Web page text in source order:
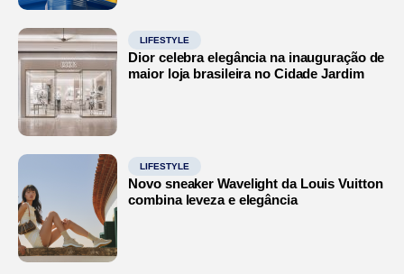
LIFESTYLE
Dior celebra elegância na inauguração de
maior loja brasileira no Cidade Jardim
LIFESTYLE
Novo sneaker Wavelight da Louis Vuitton
combina leveza e elegância